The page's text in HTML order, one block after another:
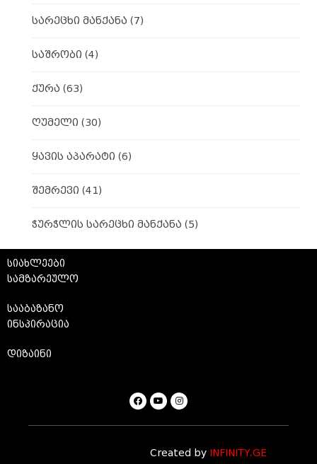
სარეცხი მანქანა (7)
საშრობი (4)
ქურა (63)
ღუმელი (30)
ყავის აპარატი (6)
შემრევი (41)
ჭურჭლის სარეცხი მანქანა (5)
სიახლეები
სამზარეულო
სააბაზანო
ინსპირაცია
დიზაინი
Created by INFINITY.GE